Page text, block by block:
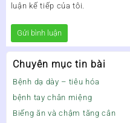
Chuyên mục tin bài
Bệnh dạ dày – tiêu hóa
bệnh tay chân miệng
Biếng ăn và chậm tăng cân
luận kế tiếp của tôi.